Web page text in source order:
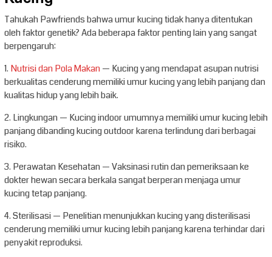
Tahukah Pawfriends bahwa umur kucing tidak hanya ditentukan
oleh faktor genetik? Ada beberapa faktor penting lain yang sangat
berpengaruh:
1. Nutrisi dan Pola Makan— Kucing yang mendapat asupan nutrisi
berkualitas cenderung memiliki umur kucing yang lebih panjang dan
kualitas hidup yang lebih baik.
2. Lingkungan — Kucing indoor umumnya memiliki umur kucing lebih
panjang dibanding kucing outdoor karena terlindung dari berbagai
risiko.
3. Perawatan Kesehatan — Vaksinasi rutin dan pemeriksaan ke
dokter hewan secara berkala sangat berperan menjaga umur
kucing tetap panjang.
4. Sterilisasi — Penelitian menunjukkan kucing yang disterilisasi
cenderung memiliki umur kucing lebih panjang karena terhindar dari
penyakit reproduksi.